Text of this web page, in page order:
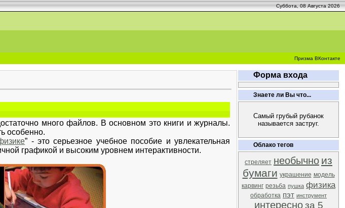
Суббота, 08 Августа 2026
Призма ВКонтакте
много файлов. В основном это книги и журналы.
особенно.
” - это серьезное учебное пособие и увлекательная
графикой и высоким уровнем интерактивности.
Форма входа
Знаете ли Вы что...
Самый грубый рубанок
называется заструг.
Облако тегов
стреляет необычно из
бумаги украшение модель
карвинг резьба пушка физика
обработка пэт инструмент
интересно за 5